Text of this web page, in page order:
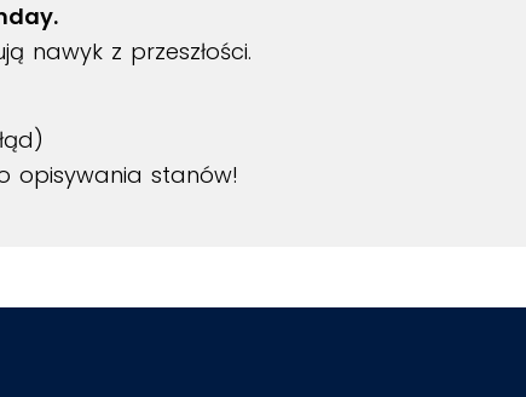
nawyk z przeszłości.
opisywania stanów!